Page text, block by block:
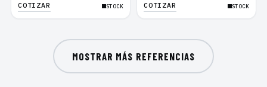
COTIZAR STOCK COTIZAR STOCK
MOSTRAR MÁS REFERENCIAS